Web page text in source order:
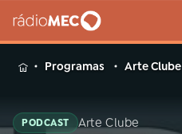
MENUProgramas Arte Clube
PODCAST Arte Clube